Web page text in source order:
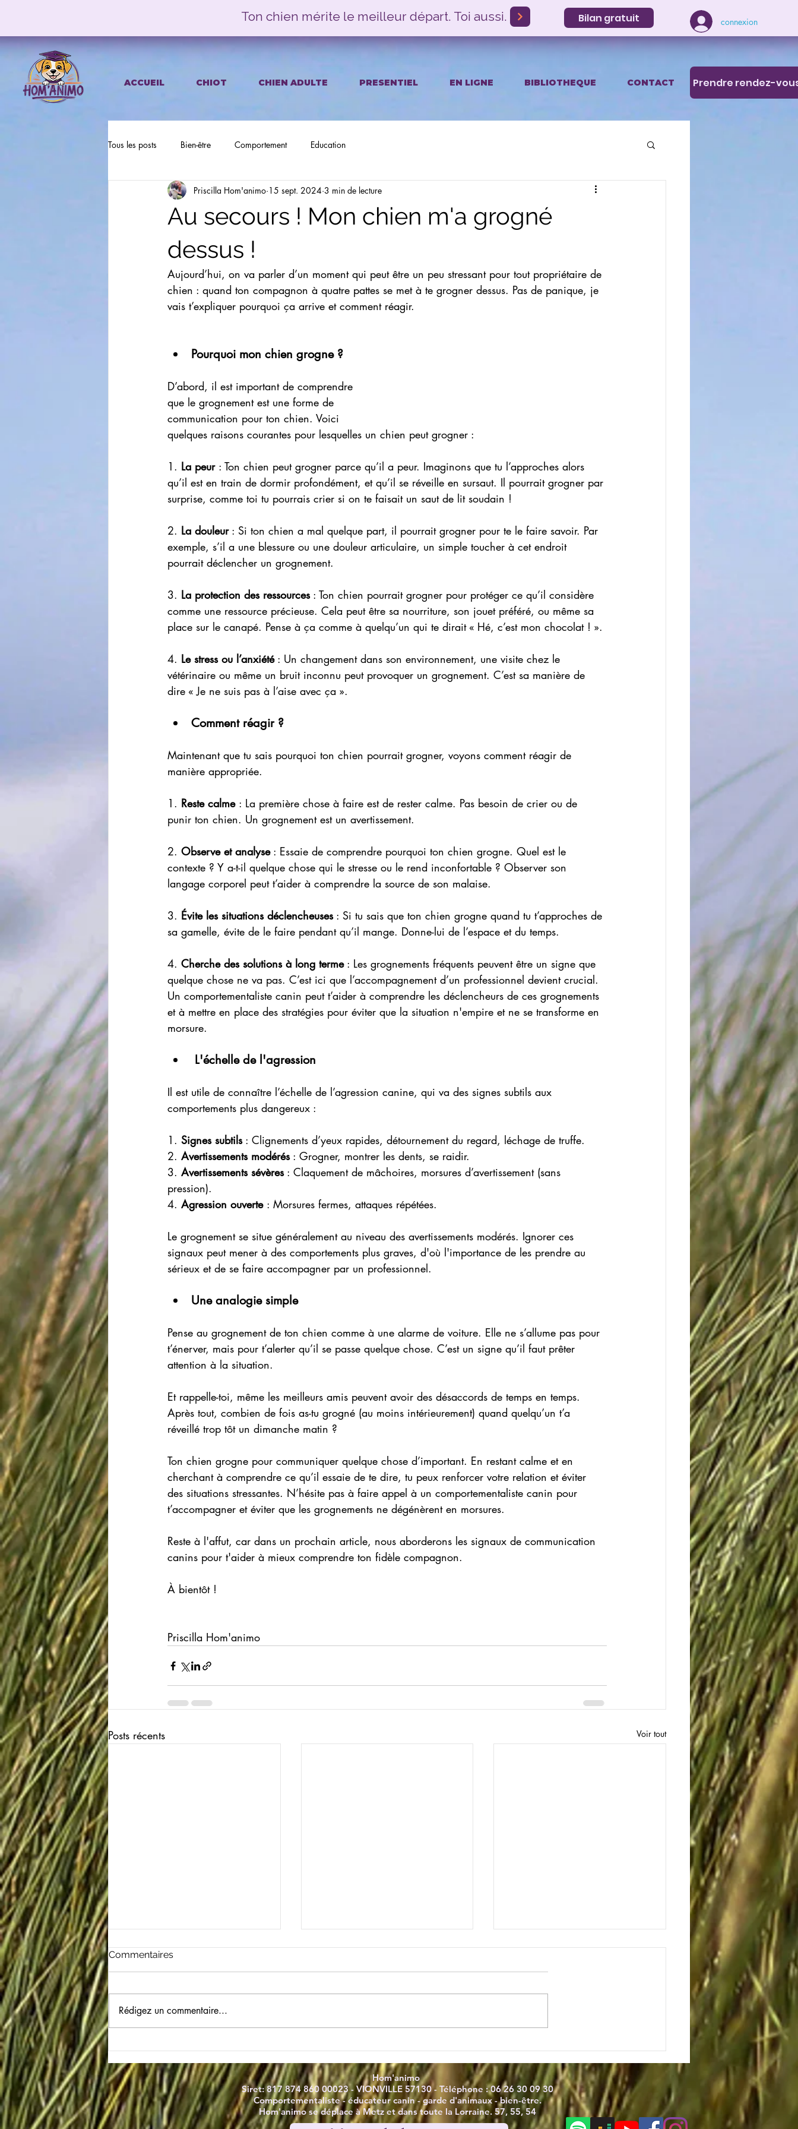
Ton chien mérite le meilleur départ. Toi aussi. Bilan gratuit connexion
ACCUEIL CHIOT CHIEN ADULTE PRESENTIEL EN LIGNE BIBLIOTHEQUE CONTACT Prendre rendez-
Tous les posts Bien-être Comportement Education
Au secours ! Mon chien m'a grogné
dessus !
Priscilla Hom'animo 15 sept. 2024 3 min de lecture
Aujourd’hui, on va parler d’un moment qui peut être un peu stressant pour tout propriétaire de
chien : quand ton compagnon à quatre pattes se met à te grogner dessus. Pas de panique, je
vais t’expliquer pourquoi ça arrive et comment réagir.
Pourquoi mon chien grogne ?
D’abord, il est important de comprendre
que le grognement est une forme de
communication pour ton chien. Voici
quelques raisons courantes pour lesquelles un chien peut grogner :
1. La peur : Ton chien peut grogner parce qu’il a peur. Imaginons que tu l’approches alors
qu’il est en train de dormir profondément, et qu’il se réveille en sursaut. Il pourrait grogner par
surprise, comme toi tu pourrais crier si on te faisait un saut de lit soudain !
2. La douleur : Si ton chien a mal quelque part, il pourrait grogner pour te le faire savoir. Par
exemple, s’il a une blessure ou une douleur articulaire, un simple toucher à cet endroit
pourrait déclencher un grognement.
3. La protection des ressources : Ton chien pourrait grogner pour protéger ce qu’il considère
comme une ressource précieuse. Cela peut être sa nourriture, son jouet préféré, ou même sa
place sur le canapé. Pense à ça comme à quelqu’un qui te dirait « Hé, c’est mon chocolat ! ».
4. Le stress ou l’anxiété : Un changement dans son environnement, une visite chez le
vétérinaire ou même un bruit inconnu peut provoquer un grognement. C’est sa manière de
dire « Je ne suis pas à l’aise avec ça ».
Comment réagir ?
Maintenant que tu sais pourquoi ton chien pourrait grogner, voyons comment réagir de
manière appropriée.
1. Reste calme : La première chose à faire est de rester calme. Pas besoin de crier ou de
punir ton chien. Un grognement est un avertissement.
2. Observe et analyse : Essaie de comprendre pourquoi ton chien grogne. Quel est le
contexte ? Y a-t-il quelque chose qui le stresse ou le rend inconfortable ? Observer son
langage corporel peut t’aider à comprendre la source de son malaise.
3. Évite les situations déclencheuses : Si tu sais que ton chien grogne quand tu t’approches de
sa gamelle, évite de le faire pendant qu’il mange. Donne-lui de l’espace et du temps.
4. Cherche des solutions à long terme : Les grognements fréquents peuvent être un signe que
quelque chose ne va pas. C’est ici que l’accompagnement d’un professionnel devient crucial.
Un comportementaliste canin peut t’aider à comprendre les déclencheurs de ces grognements
et à mettre en place des stratégies pour éviter que la situation n'empire et ne se transforme en
morsure.
L'échelle de l'agression
Il est utile de connaître l’échelle de l’agression canine, qui va des signes subtils aux
comportements plus dangereux :
1. Signes subtils : Clignements d’yeux rapides, détournement du regard, léchage de truffe.
2. Avertissements modérés : Grogner, montrer les dents, se raidir.
3. Avertissements sévères : Claquement de mâchoires, morsures d’avertissement (sans
pression).
4. Agression ouverte : Morsures fermes, attaques répétées.
Le grognement se situe généralement au niveau des avertissements modérés. Ignorer ces
signaux peut mener à des comportements plus graves, d'où l'importance de les prendre au
sérieux et de se faire accompagner par un professionnel.
Une analogie simple
Pense au grognement de ton chien comme à une alarme de voiture. Elle ne s’allume pas pour
t’énerver, mais pour t’alerter qu’il se passe quelque chose. C’est un signe qu’il faut prêter
attention à la situation.
Et rappelle-toi, même les meilleurs amis peuvent avoir des désaccords de temps en temps.
Après tout, combien de fois as-tu grogné (au moins intérieurement) quand quelqu’un t’a
réveillé trop tôt un dimanche matin ?
Ton chien grogne pour communiquer quelque chose d’important. En restant calme et en
cherchant à comprendre ce qu’il essaie de te dire, tu peux renforcer votre relation et éviter
des situations stressantes. N’hésite pas à faire appel à un comportementaliste canin pour
t’accompagner et éviter que les grognements ne dégénèrent en morsures.
Reste à l'affut, car dans un prochain article, nous aborderons les signaux de communication
canins pour t'aider à mieux comprendre ton fidèle compagnon.
À bientôt !
Priscilla Hom'animo
Posts récents Voir tout
Beluga
conseils bien-être.
Commentaires
Rédigez un commentaire...
Hom'animo
Siret: 817 874 860 00023 - VIONVILLE 57130 - Téléphone : 06 26 30 09 30
Comportementaliste - éducateur canin - garde d'animaux - bien-être.
Hom'animo se déplace à Metz et dans toute la Lorraine. 57, 55, 54